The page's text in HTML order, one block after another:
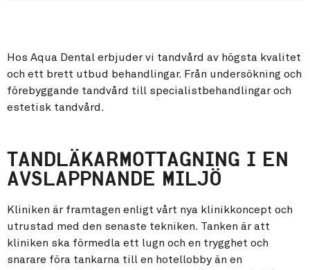
Hos Aqua Dental erbjuder vi tandvård av högsta kvalitet
och ett brett utbud behandlingar. Från undersökning och
förebyggande tandvård till specialistbehandlingar och
estetisk tandvård.
TANDLÄKARMOTTAGNING I EN
AVSLAPPNANDE MILJÖ
Kliniken är framtagen enligt vårt nya klinikkoncept och
utrustad med den senaste tekniken. Tanken är att
kliniken ska förmedla ett lugn och en trygghet och
snarare föra tankarna till en hotellobby än en